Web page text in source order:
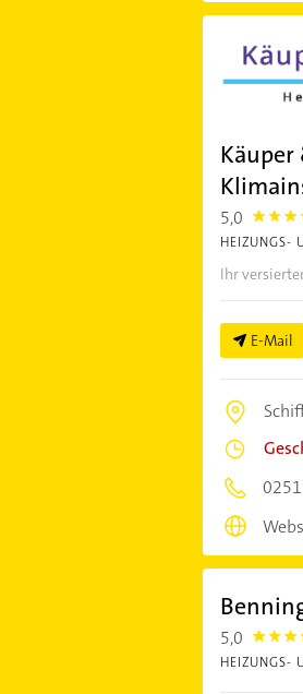
Käuper
5,0 5.0
HEIZUNGS-
Ihr
E-Mail
5,0 5.0
HEIZUNGS-